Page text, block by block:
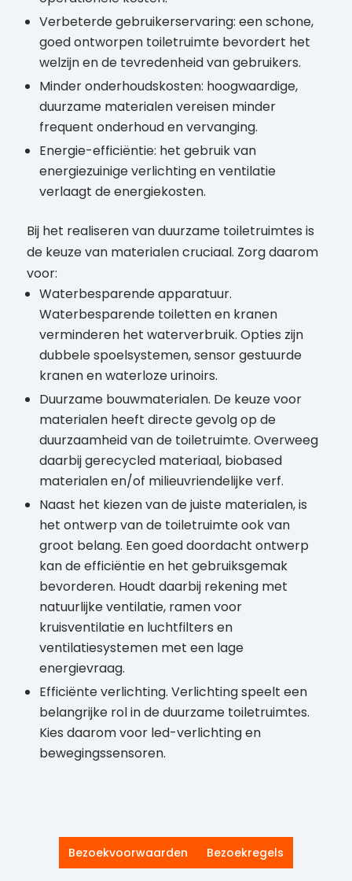
Verbeterde gebruikerservaring: een schone,
goed ontworpen toiletruimte bevordert het
welzijn en de tevredenheid van gebruikers.
Minder onderhoudskosten: hoogwaardige,
duurzame materialen vereisen minder
frequent onderhoud en vervanging.
Energie-efficiëntie: het gebruik van
energiezuinige verlichting en ventilatie
verlaagt de energiekosten.
Bij het realiseren van duurzame toiletruimtes is
de keuze van materialen cruciaal. Zorg daarom
voor:
Waterbesparende apparatuur.
Waterbesparende toiletten en kranen
verminderen het waterverbruik. Opties zijn
dubbele spoelsystemen, sensor gestuurde
kranen en waterloze urinoirs.
Duurzame bouwmaterialen. De keuze voor
materialen heeft directe gevolg op de
duurzaamheid van de toiletruimte. Overweeg
daarbij gerecycled materiaal, biobased
materialen en/of milieuvriendelijke verf.
Naast het kiezen van de juiste materialen, is
het ontwerp van de toiletruimte ook van
groot belang. Een goed doordacht ontwerp
kan de efficiëntie en het gebruiksgemak
bevorderen. Houdt daarbij rekening met
natuurlijke ventilatie, ramen voor
kruisventilatie en luchtfilters en
ventilatiesystemen met een lage
energievraag.
Efficiënte verlichting. Verlichting speelt een
belangrijke rol in de duurzame toiletruimtes.
Kies daarom voor led-verlichting en
bewegingssensoren.
Bezoekvoorwaarden Bezoekregels